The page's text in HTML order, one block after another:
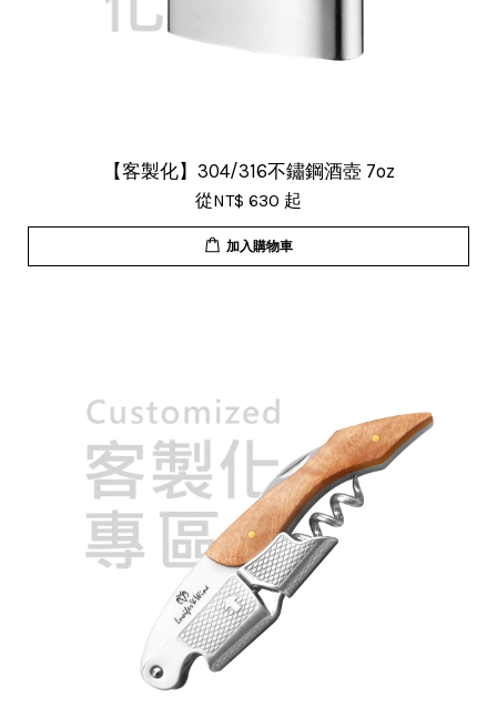
【客製化】304/316不鏽鋼酒壺 7oz
從NT$ 630 起
加入購物車